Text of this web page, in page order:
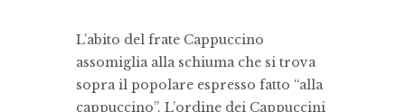
L’abito del frate Cappuccino
assomiglia alla schiuma che si trova
sopra il popolare espresso fatto “alla
cappuccino”. L’ordine dei Cappuccini